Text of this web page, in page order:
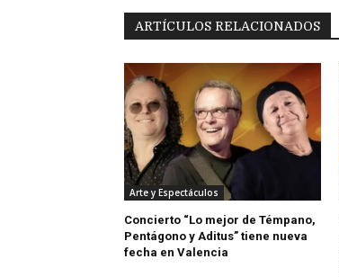
ARTÍCULOS RELACIONADOS
Arte y Espectáculos
Concierto “Lo mejor de Témpano,
Pentágono y Aditus” tiene nueva
fecha en Valencia